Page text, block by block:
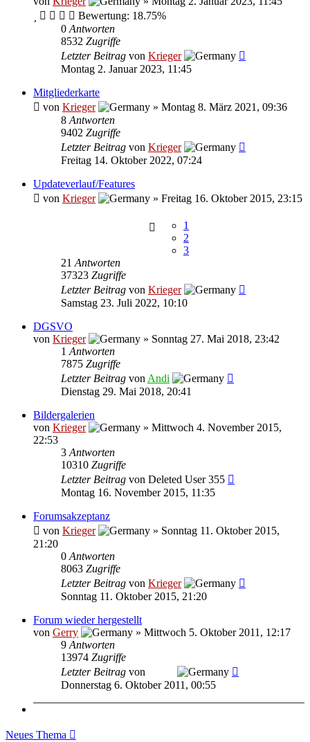
Bewertung: 18.75%
0 Antworten
8532 Zugriffe
Letzter Beitrag von Krieger
Montag 2. Januar 2023, 11:45
Mitgliederkarte
von Krieger » Montag 8. März 2021, 09:36
8 Antworten
9402 Zugriffe
Letzter Beitrag von Krieger
Freitag 14. Oktober 2022, 07:24
Updateverlauf/Features
von Krieger » Freitag 16. Oktober 2015, 23:15
1
2
3
21 Antworten
37323 Zugriffe
Letzter Beitrag von Krieger
Samstag 23. Juli 2022, 10:10
DGSVO
von Krieger » Sonntag 27. Mai 2018, 23:42
1 Antworten
7875 Zugriffe
Letzter Beitrag von Andi
Dienstag 29. Mai 2018, 20:41
Bildergalerien
von Krieger » Mittwoch 4. November 2015,
22:53
3 Antworten
10310 Zugriffe
Letzter Beitrag von Deleted User 355
Montag 16. November 2015, 11:35
Forumsakzeptanz
von Krieger » Sonntag 11. Oktober 2015,
21:20
0 Antworten
8063 Zugriffe
Letzter Beitrag von Krieger
Sonntag 11. Oktober 2015, 21:20
Forum wieder hergestellt
von Gerry » Mittwoch 5. Oktober 2011, 12:17
9 Antworten
13974 Zugriffe
Letzter Beitrag von
Donnerstag 6. Oktober 2011, 00:55
Neues Thema